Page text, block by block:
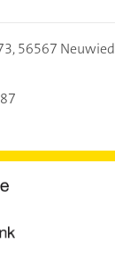
56567 Neuwied